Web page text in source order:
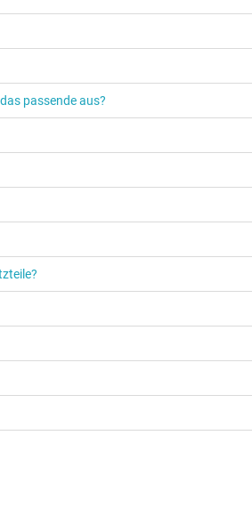
TÜV Argentina Certificado
TÜV Geprüfte Sicherheit
UL Listed
Ukraine Safety
Netzteil
Notebook / Laptop
passende aus?